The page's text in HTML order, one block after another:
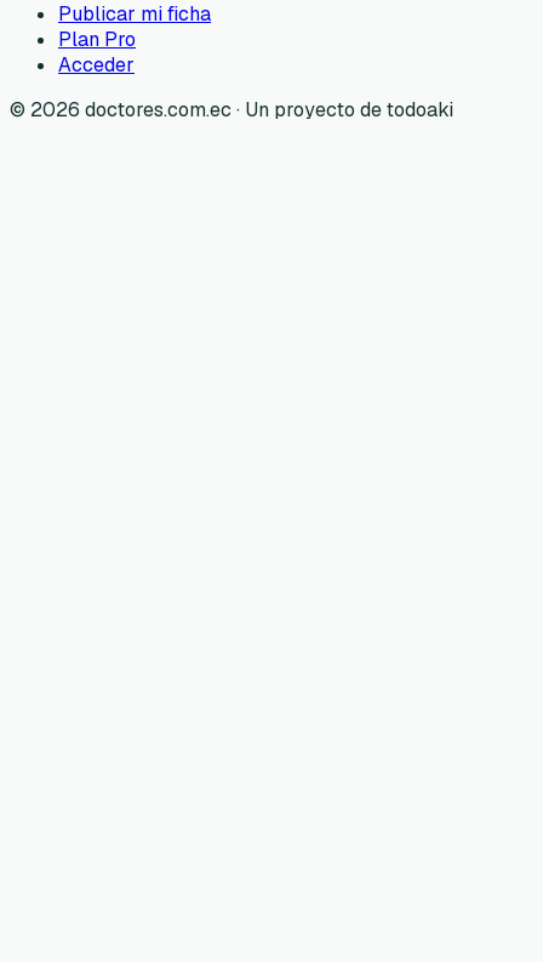
Publicar mi ficha
Plan Pro
Acceder
© 2026 doctores.com.ec · Un proyecto de todoaki